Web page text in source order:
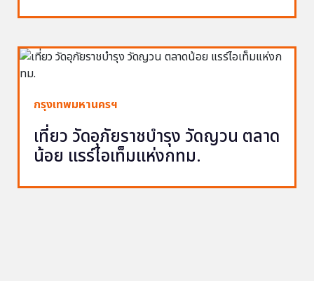
กรุงเทพมหานครฯ
เที่ยว วัดอุภัยราชบำรุง วัดญวน ตลาด
น้อย แรร์ไอเท็มแห่งกทม.